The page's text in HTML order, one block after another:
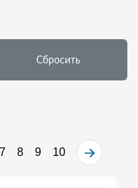
Сбросить
7 8 9 10